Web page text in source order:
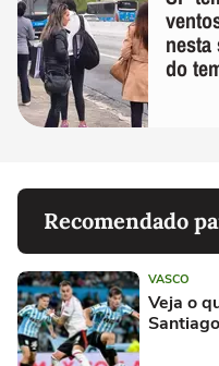
nesta
do
Recomendado
VASCO
Veja o